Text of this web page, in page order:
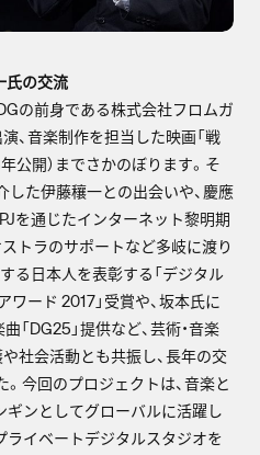
氏の交流
の前身である株式会社フロムガ
、音楽制作を担当した映画「戦
公開）までさかのぼります。そ
した伊藤穰一との出会いや、慶應
を通じたインターネット黎明期
トラのサポートなど多岐に渡り
る日本人を表彰する「デジタル
ード 2017」受賞や、坂本氏に
「DG25」提供など、芸術・音楽
社会活動とも共振し、長年の交
今回のプロジェクトは、音楽と
ギンとしてグローバルに活躍し
ライベートデジタルスタジオを